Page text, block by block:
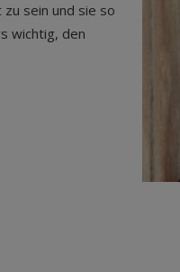
sein und sie so
wichtig, den